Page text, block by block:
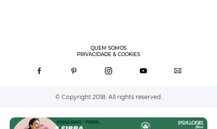
QUEM SOMOS
PRIVACIDADE & COOKIES
© Copyright 2018. All rights reserved.